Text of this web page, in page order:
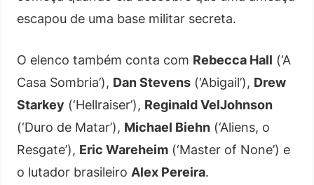
escapou de uma base militar secreta.
O elenco também conta com Rebecca Hall (‘A
Casa Sombria’), Dan Stevens (‘Abigail’), Drew
Starkey (‘Hellraiser’), Reginald VelJohnson
(‘Duro de Matar’), Michael Biehn (‘Aliens, o
Resgate’), Eric Wareheim (‘Master of None’) e
o lutador brasileiro Alex Pereira.